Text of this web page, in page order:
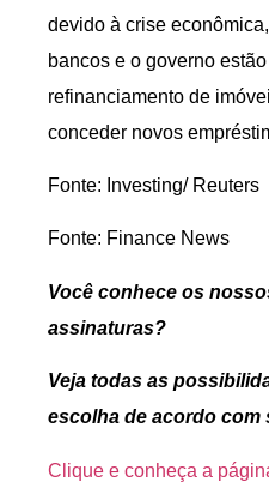
devido à crise
bancos e o governo
refinanciamento de
conceder novos
Fonte: Investing/ Reuters
Fonte: Finance News
Você conhece os
assinaturas?
Veja todas as
escolha de acordo com
Clique e conheça a